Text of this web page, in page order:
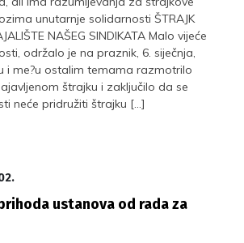
unutarnje solidarnosti ŠTRAJK
NAŠEG SINDIKATA Malo vijeće
održalo je na praznik, 6. siječnja,
i me?u ostalim temama razmotrilo
štrajku i zaključilo da se
neće pridružiti štrajku […]
ustanova od rada za